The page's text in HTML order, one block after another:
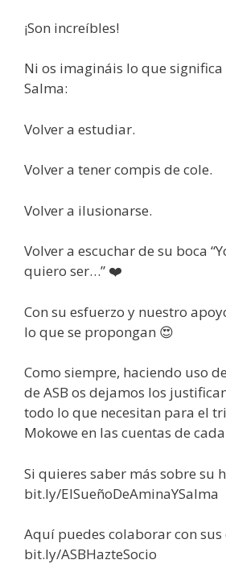
¡Son increíbles!
Ni os imagináis lo que
Salma:
Volver a estudiar.
Volver a tener compis de cole.
Volver a ilusionarse.
Volver a escuchar de su boca
quiero ser…” ❤️
Con su esfuerzo y nuestro
lo que se propongan 😍
Como siempre, haciendo uso
de ASB os dejamos los
todo lo que necesitan para el
Mokowe en las cuentas de
Si quieres saber más sobre su
bit.ly/ElSueñoDeAminaYSalma
Aquí puedes colaborar con sus
bit.ly/ASBHazteSocio